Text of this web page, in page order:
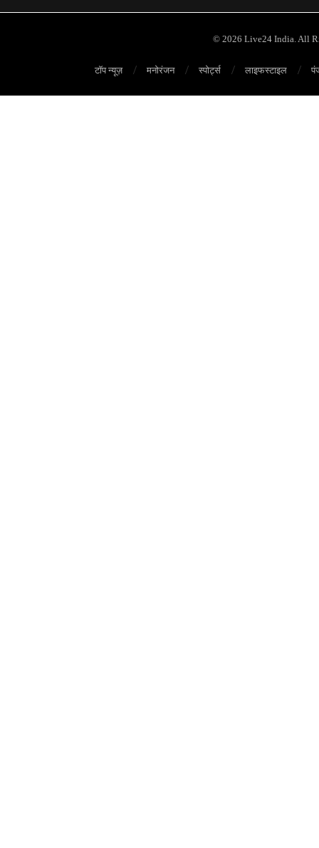
© 2026 Live24 India. All
टॉप न्यूज़ मनोरंजन स्पोर्ट्स लाइफस्टाइल